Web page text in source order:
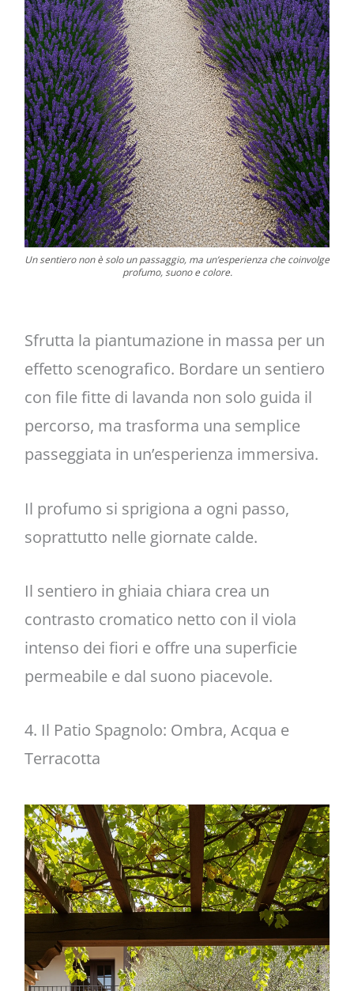
Un sentiero non è solo un passaggio, ma un’esperienza che coinvolge
profumo, suono e colore.
Sfrutta la piantumazione in massa per un
effetto scenografico. Bordare un sentiero
con file fitte di lavanda non solo guida il
percorso, ma trasforma una semplice
passeggiata in un’esperienza immersiva.
Il profumo si sprigiona a ogni passo,
soprattutto nelle giornate calde.
Il sentiero in ghiaia chiara crea un
contrasto cromatico netto con il viola
intenso dei fiori e offre una superficie
permeabile e dal suono piacevole.
4. Il Patio Spagnolo: Ombra, Acqua e
Terracotta